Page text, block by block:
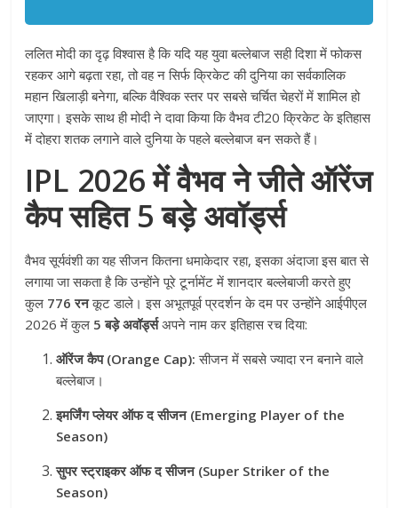
ललित मोदी का दृढ़ विश्वास है कि यदि यह युवा बल्लेबाज सही दिशा में फोकस
रहकर आगे बढ़ता रहा, तो वह न सिर्फ क्रिकेट की दुनिया का सर्वकालिक
महान खिलाड़ी बनेगा, बल्कि वैश्विक स्तर पर सबसे चर्चित चेहरों में शामिल हो
जाएगा। इसके साथ ही मोदी ने दावा किया कि वैभव टी20 क्रिकेट के इतिहास
में दोहरा शतक लगाने वाले दुनिया के पहले बल्लेबाज बन सकते हैं।
IPL 2026 में वैभव ने जीते ऑरेंज
कैप सहित 5 बड़े अवॉर्ड्स
वैभव सूर्यवंशी का यह सीजन कितना धमाकेदार रहा, इसका अंदाजा इस बात से
लगाया जा सकता है कि उन्होंने पूरे टूर्नामेंट में शानदार बल्लेबाजी करते हुए
कुल 776 रनकूट डाले। इस अभूतपूर्व प्रदर्शन के दम पर उन्होंने आईपीएल
2026 में कुल 5 बड़े अवॉर्ड्सअपने नाम कर इतिहास रच दिया:
ऑरेंज कैप (Orange Cap): सीजन में सबसे ज्यादा रन बनाने वाले
बल्लेबाज।
इमर्जिंग प्लेयर ऑफ द सीजन (Emerging Player of the
Season)
सुपर स्ट्राइकर ऑफ द सीजन (Super Striker of the
Season)